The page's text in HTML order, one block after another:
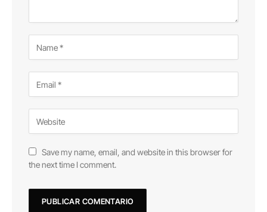
Save my name, email, and website in this browser for
the next time I comment.